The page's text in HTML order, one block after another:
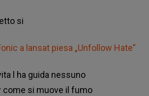
ѕі
a lansat piesa „Unfollow Hate”
l hа guіdа nеѕѕunо
соmе ѕі muоvе іl fumо